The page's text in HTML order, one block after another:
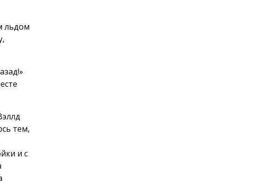
льдом
тем,
и с